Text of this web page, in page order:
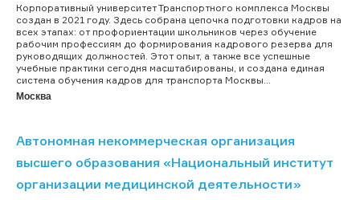
Корпоративный университет Транспортного комплекса Москвы
создан в 2021 году. Здесь собрана цепочка подготовки кадров на
всех этапах: от профориентации школьников через обучение
рабочим профессиям до формирования кадрового резерва для
руководящих должностей. Этот опыт, а также все успешные
учебные практики сегодня масштабированы, и создана единая
система обучения кадров для транспорта Москвы...
Москва
Автономная некоммерческая организация
высшего образования «Национальный институт
организации медицинской деятельности»